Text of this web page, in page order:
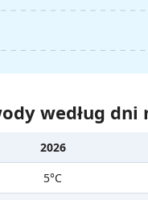
według dni
2026
5°C